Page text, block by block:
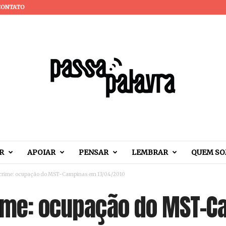
APOIAR PENSAR LEMBRAR QUEM
ocupação do MST-Campinas em 13/04/2010
ocupação do MST-